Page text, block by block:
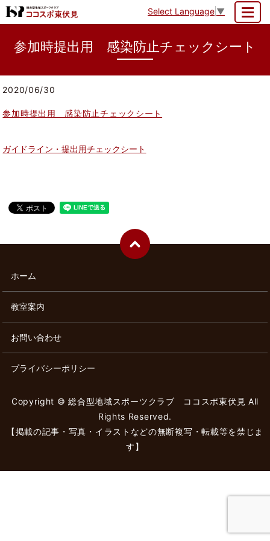
Select Language ▼
参加時提出用 感染防止チェックシート
2020/06/30
参加時提出用 感染防止チェックシート
ガイドライン・提出用チェックシート
ホーム
教室案内
お問い合わせ
プライバシーポリシー
Copyright © 総合型地域スポーツクラブ ココスポ東伏見 All
Rights Reserved.
【掲載の記事・写真・イラストなどの無断複写・転載等を禁じま
す】